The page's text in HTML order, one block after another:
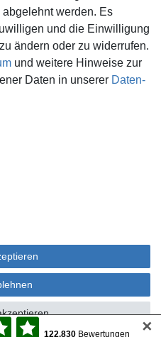
Zahlungsmöglichkeiten
Deutschlands.
der Schaltfläche mit den
Rechte vorbehalten.
werden. Es
und die Einwilligung
ändern oder zu widerrufen.
und weitere Hinweise zur
Daten in unserer Daten­
✕